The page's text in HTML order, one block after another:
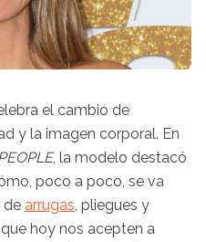
el cambio de
y la imagen corporal. En
, la modelo destacó
poco a poco, se va
de arrugas, pliegues y
hoy nos acepten a